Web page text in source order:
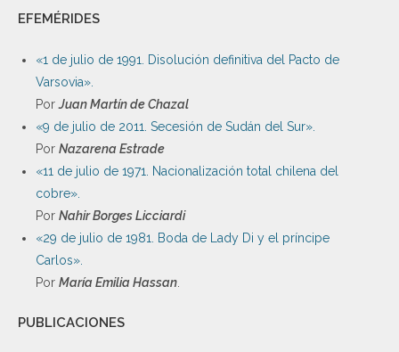
EFEMÉRIDES
«1 de julio de 1991. Disolución definitiva del Pacto de
Varsovia».
PorJuan Martín de Chazal
«9 de julio de 2011. Secesión de Sudán del Sur».
Por Nazarena Estrade
«11 de julio de 1971. Nacionalización total chilena del
cobre».
Por Nahir Borges Licciardi
«29 de julio de 1981. Boda de Lady Di y el príncipe
Carlos».
Por María Emilia Hassan
PUBLICACIONES